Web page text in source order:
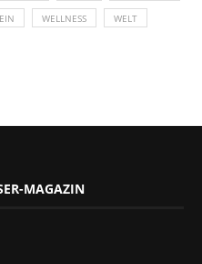
WELLNESS WELT
MAGAZIN